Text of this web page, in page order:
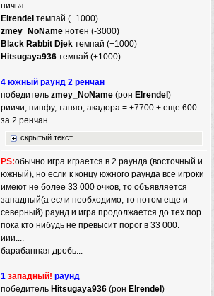
ничья
Elrendel темпай (+1000)
zmey_NoName нотен (-3000)
Black Rabbit Djek темпай (+1000)
Hitsugaya936 темпай (+1000)
4 южный раунд 2 ренчан
победитель zmey_NoName (рон Elrendel )
риичи, пинфу, таняо, акадора = +7700 + еще 600
за 2 ренчан
скрытый текст
PS:обычно игра играется в 2 раунда (восточный и
южный), но если к концу южного раунда все игроки
имеют не более 33 000 очков, то объявляется
западный(а если необходимо, то потом еще и
северный) раунд и игра продолжается до тех пор
пока кто нибудь не превысит порог в 33 000.
иии....
барабанная дробь...
1 западный! раунд
победитель Hitsugaya936 (рон Elrendel )